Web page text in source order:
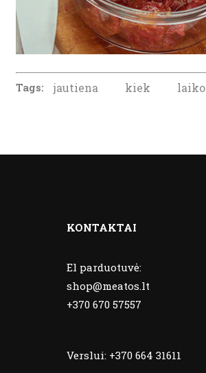
Tags: jautiena kiek laiko
KONTAKTAI
El parduotuvė:
shop@meatos.lt
+370 670 57557
Verslui: +370 664 31611